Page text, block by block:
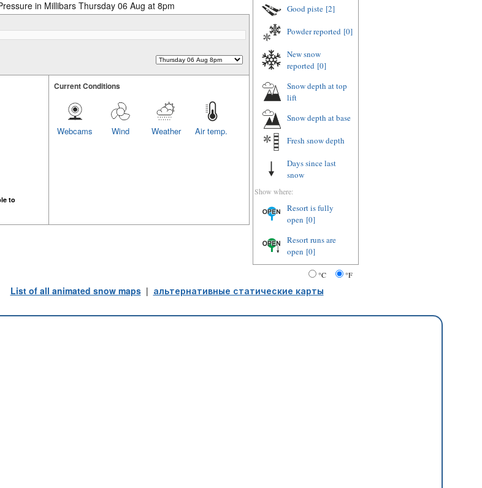
in Millibars Thursday 06 Aug at 8pm
to
Current Conditions
Air temp.
Weather
Wind
Webcams
Good piste [2]
Powder reported [0]
New snow
reported [0]
Snow depth at top
lift
Snow depth at base
Fresh snow depth
Days since last
snow
Show where:
Resort is fully
open [0]
Resort runs are
open [0]
°C °F
List of all animated snow maps| альтернативные статические карты